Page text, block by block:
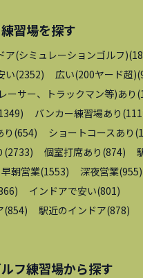
習場を探す
ア(シミュレーションゴルフ)(
い(2352) 広い(200ヤード超)(
ーサー、トラックマン等)あり (
) バンカー練習場あり (
り (654) ショートコースあり (
(2733) 個室打席あり (874)
早朝営業(1553) 深夜営業(955)
) インドアで安い(801 )
(854) 駅近のインドア(878)
フ練習場から探す